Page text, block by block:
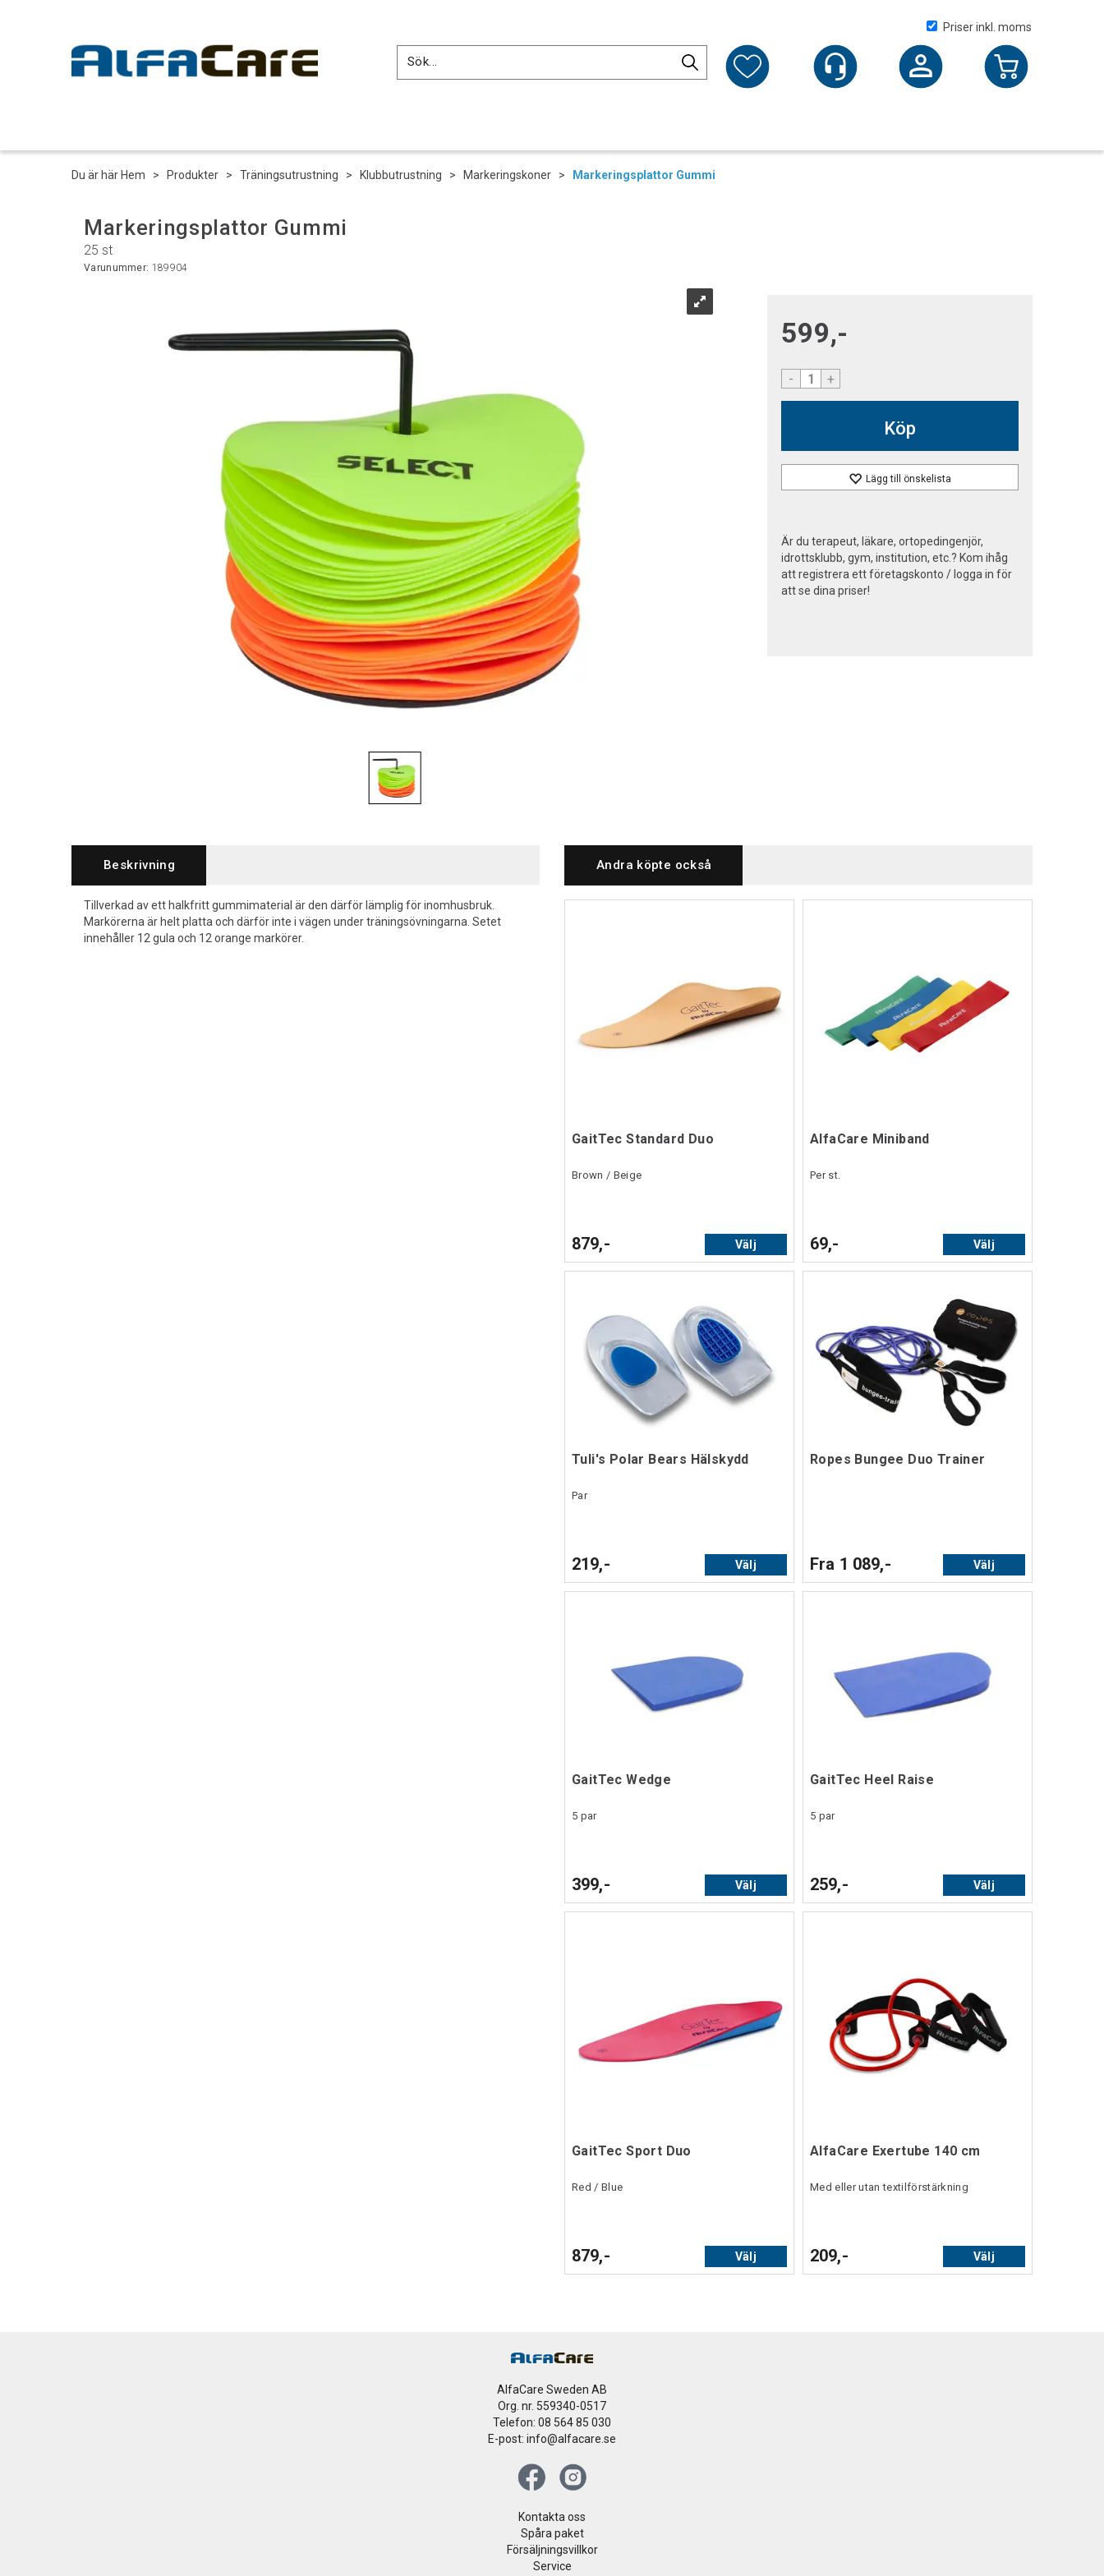
Priser inkl. moms
Du är här Hem > Produkter > Träningsutrustning > Klubbutrustning > Markeringskoner > Markeringsplattor Gummi
Markeringsplattor Gummi
25 st
Varunummer: 189904
599,-
- +
Köp
Lägg till önskelista
Är du terapeut, läkare, ortopedingenjör,
idrottsklubb, gym, institution, etc.? Kom ihåg
att registrera ett företagskonto / logga in för
att se dina priser!
Beskrivning
Tillverkad av ett halkfritt gummimaterial är den därför lämplig för inomhusbruk.
Markörerna är helt platta och därför inte i vägen under träningsövningarna. Setet
innehåller 12 gula och 12 orange markörer.
Andra köpte också
GaitTec Standard Duo
Brown / Beige
879,- Välj
AlfaCare Miniband
Per st.
69,- Välj
Tuli's Polar Bears Hälskydd
Par
219,- Välj
Ropes Bungee Duo Trainer
Fra 1 089,- Välj
GaitTec Wedge
5 par
399,- Välj
GaitTec Heel Raise
5 par
259,- Välj
GaitTec Sport Duo
Red / Blue
879,- Välj
AlfaCare Exertube 140 cm
Med eller utan textilförstärkning
209,- Välj
AlfaCare Sweden AB
Org. nr. 559340-0517
Telefon: 08 564 85 030
E-post: info@alfacare.se
Kontakta oss
Spåra paket
Försäljningsvillkor
Service